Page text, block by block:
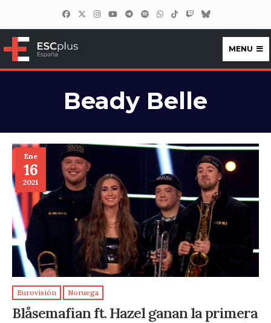
ESCplus España
MENU
Beady Belle
Ene
16
2021
Eurovisión Noruega
Blåsemafian ft. Hazel ganan la primera